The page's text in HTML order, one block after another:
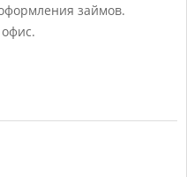
займов.